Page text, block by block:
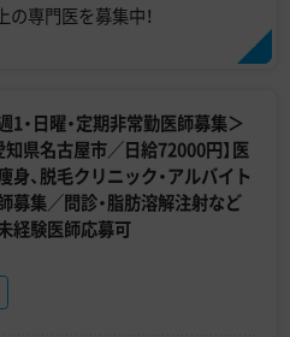
専門医を募集中！
1・日曜・定期非常勤医師募集＞
知県名古屋市／日給72000円】医
身、脱毛クリニック・アルバイト
募集／問診・脂肪溶解注射など
経験医師応募可